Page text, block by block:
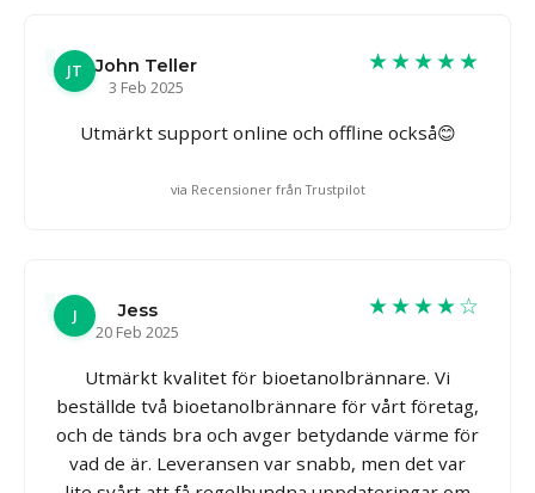
JT
John Teller
3 Feb 2025
★★★★★
Utmärkt support online och offline också😊
via Recensioner från Trustpilot
J
Jess
20 Feb 2025
★★★★☆
Utmärkt kvalitet för bioetanolbrännare. Vi
beställde två bioetanolbrännare för vårt företag,
och de tänds bra och avger betydande värme för
vad de är. Leveransen var snabb, men det var